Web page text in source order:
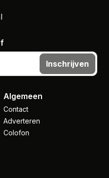
Inschrijven
Algemeen
Contact
Adverteren
Colofon